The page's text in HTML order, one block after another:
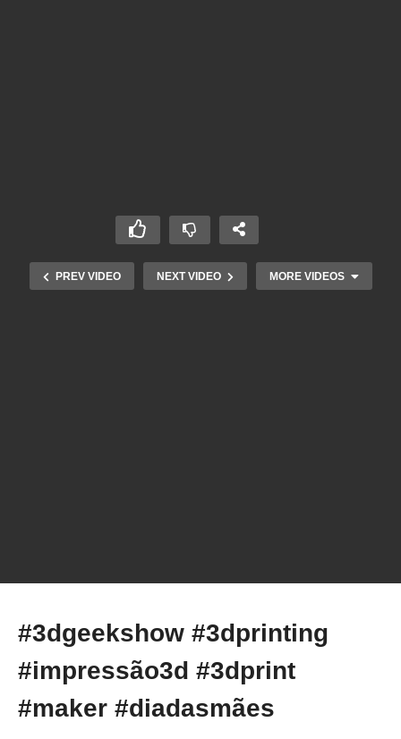
PREV VIDEO NEXT VIDEO MORE VIDEOS
#3dgeekshow #3dprinting
#impressão3d #3dprint
#maker #diadasmães